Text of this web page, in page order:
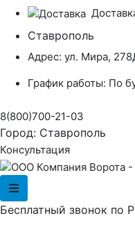
Ставрополь
Адрес: ул. Мира,
График работы: По
8(800)700-21-03
Город: Ставрополь
Консультация
Бесплатный звонок по